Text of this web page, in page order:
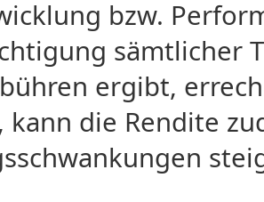
bzw.
sämtlicher
ergibt,
kann die Rendite